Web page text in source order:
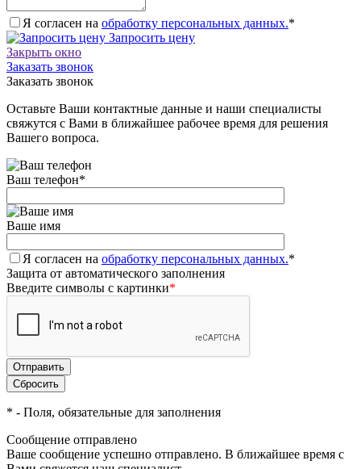
Я согласен на обработку персональных данных.*
Запросить цену
Закрыть окно
Заказать звонок
Заказать звонок
Оставьте Ваши контактные данные и наши специалисты
свяжутся с Вами в ближайшее рабочее время для решения
Вашего вопроса.
Ваш телефон*
Ваше имя
Я согласен на обработку персональных данных.*
Защита от автоматического заполнения
Введите символы с картинки*
* - Поля, обязательные для заполнения
Сообщение отправлено
Ваше сообщение успешно отправлено. В ближайшее время с